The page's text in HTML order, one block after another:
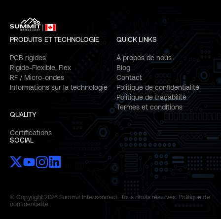
PRODUITS ET TECHNOLOGIE
PCB rigides
Rigide-Flexible, Flex
RF / Micro-ondes
Informations sur la technologie
QUALITY
Certifications
QUICK LINKS
À propos de nous
Blog
Contact
Politique de confidentialité
Politique de traçabilité
Termes et conditions
SOCIAL
© Copyright 2026 Summit Interconnect. Tous droits réservés. Politique de
confidentialité